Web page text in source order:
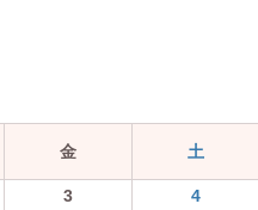
金 土
3 4